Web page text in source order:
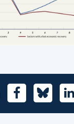
FacebookBluesky